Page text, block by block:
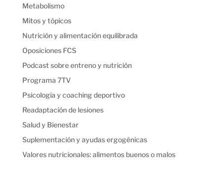
Metabolismo
Mitos y tópicos
Nutrición y alimentación equilibrada
Oposiciones FCS
Podcast sobre entreno y nutrición
Programa 7TV
Psicología y coaching deportivo
Readaptación de lesiones
Salud y Bienestar
Suplementación y ayudas ergogénicas
Valores nutricionales: alimentos buenos o malos